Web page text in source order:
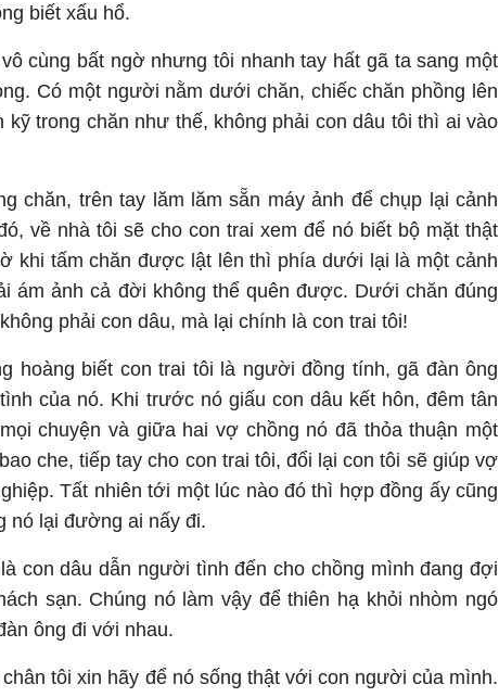
biết xấu hổ.
cùng bất ngờ nhưng tôi nhanh tay hất gã ta sang một
Có một người nằm dưới chăn, chiếc chăn phồng lên
kỹ trong chăn như thế, không phải con dâu tôi thì ai vào
chăn, trên tay lăm lăm sẵn máy ảnh để chụp lại cảnh
về nhà tôi sẽ cho con trai xem để nó biết bộ mặt thật
khi tấm chăn được lật lên thì phía dưới lại là một cảnh
ám ảnh cả đời không thể quên được. Dưới chăn đúng
phải con dâu, mà lại chính là con trai tôi!
hoàng biết con trai tôi là người đồng tính, gã đàn ông
của nó. Khi trước nó giấu con dâu kết hôn, đêm tân
chuyện và giữa hai vợ chồng nó đã thỏa thuận một
che, tiếp tay cho con trai tôi, đổi lại con tôi sẽ giúp vợ
Tất nhiên tới một lúc nào đó thì hợp đồng ấy cũng
nó lại đường ai nấy đi.
con dâu dẫn người tình đến cho chồng mình đang đợi
sạn. Chúng nó làm vậy để thiên hạ khỏi nhòm ngó
ông đi với nhau.
tôi xin hãy để nó sống thật với con người của mình.